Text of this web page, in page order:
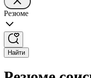
Резюме
Найти